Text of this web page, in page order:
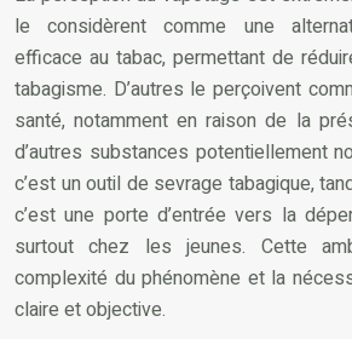
le considèrent comme une
efficace au tabac, permettant de
tabagisme. D’autres le perçoivent
santé, notamment en raison de la
d’autres substances potentiellement
c’est un outil de sevrage tabagique,
c’est une porte d’entrée vers la
surtout chez les jeunes. Cette
complexité du phénomène et la
claire et objective.